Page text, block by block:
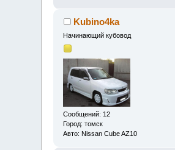
Kubino4ka
Начинающий кубовод
Сообщений: 12
Город: томск
Авто: Nissan Cube AZ10